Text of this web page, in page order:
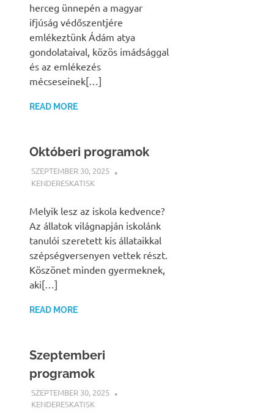
herceg ünnepén a magyar
ifjúság védőszentjére
emlékeztünk Ádám atya
gondolataival, közös imádsággal
és az emlékezés
mécseseinek[…]
READ MORE
Októberi programok
SZEPTEMBER 30, 2025
KENDERESKATISKHÍREK
Melyik lesz az iskola kedvence?
Az állatok világnapján iskolánk
tanulói szeretett kis állataikkal
szépségversenyen vettek részt.
Köszönet minden gyermeknek,
aki[…]
READ MORE
Szeptemberi
programok
SZEPTEMBER 30, 2025
KENDERESKATISKHÍREK